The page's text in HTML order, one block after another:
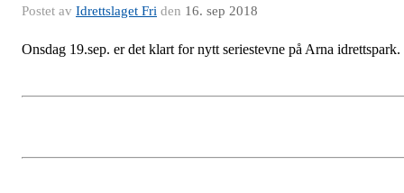
Postet av Idrettslaget Fri den 16. sep 2018
Onsdag 19.sep. er det klart for nytt seriestevne på Arna idrettspark.